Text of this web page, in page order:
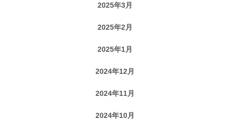
2025年3月
2025年2月
2025年1月
2024年12月
2024年11月
2024年10月